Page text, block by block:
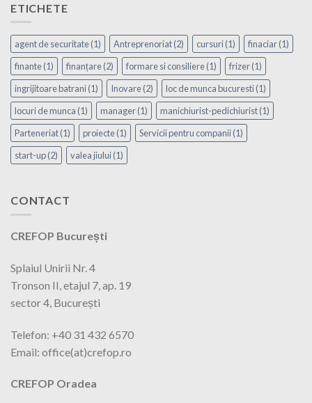
ETICHETE
agent de securitate(1) Antreprenoriat(2) cursuri(1) finaciar(1)
finante(1) finanțare(2) formare si consiliere(1) frizer(1)
ingrijitoare batrani(1) Inovare(2) loc de munca bucuresti(1)
locuri de munca (1) manager(1) manichiurist-pedichiurist(1)
Parteneriat(1) proiecte(1) Servicii pentru companii(1)
start-up(2) valea jiului(1)
CONTACT
CREFOP București
Splaiul Unirii Nr. 4
Tronson II, etajul 7, ap. 19
sector 4, București
Telefon: +40 31 432 6570
Email: office(at)crefop.ro
CREFOP Oradea